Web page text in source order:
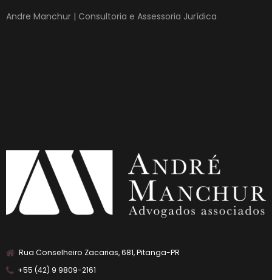
Andre Manchur | Consultoria e Assessoria Jurídica
Rua Conselheiro Zacarias, 681, Pitanga-PR
+55 (42) 9 9809-2161